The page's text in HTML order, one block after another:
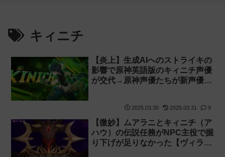
キィニチ
【炎上】生成AIへのストライキの
影響で原神英語版のキィニチ声優
が交代→原神声優たちが新声優を
2025.03.30 2025.03.31 9
【微妙】ムアラニとキィニチ（ア
ハウ）の伝説任務がNPC主役で掘
り下げが足りなかった【ヴィラン